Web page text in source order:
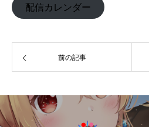
配信カレンダー
前の記事